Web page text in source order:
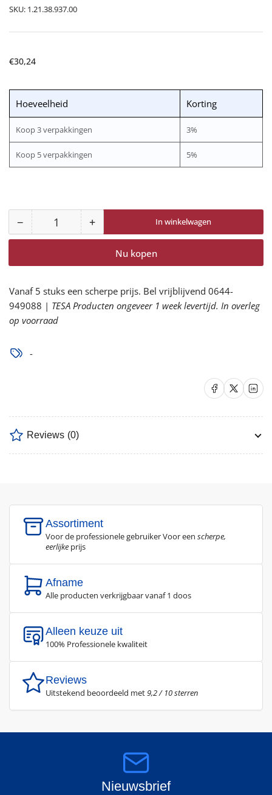
SKU: 1.21.38.937.00
Normale
€30,24
Hoeveelheid Korting
Koop 3 verpakkingen 3%
Koop 5 verpakkingen 5%
−Aantal
voor
937
gelaatsafdichting
tbv
M300
verlagen
Aantal +Aantal
voor
937
gelaatsafdichting
In winkelwagen
Nu kopen
Vanaf 5 stuks een scherpe prijs. Bel vrijblijvend 0644-
949088 | TESA Producten ongeveer 1 week levertijd. In overleg
op voorraad
-
Delen op Facebook
Delen op X Delen
Reviews (0)
Assortiment
Voor de professionele gebruiker Voor een scherpe,
eerlijke prijs
Afname
Alle producten verkrijgbaar vanaf 1 doos
Alleen keuze uit
100% Professionele kwaliteit
Reviews
Uitstekend beoordeeld met9,2 / 10 sterren
Nieuwsbrief